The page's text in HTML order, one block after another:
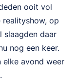
ooit vol
realityshow, op
slaagden daar
nog een keer.
elke avond weer